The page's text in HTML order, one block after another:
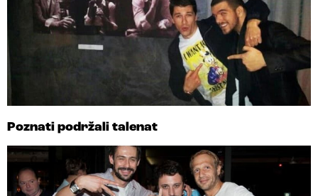
Poznati podržali talenat